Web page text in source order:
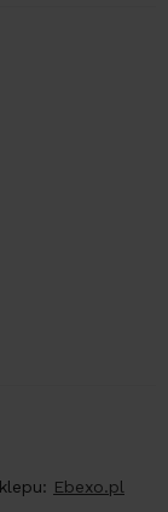
Ebexo.pl